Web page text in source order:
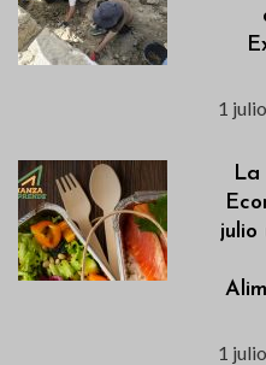
1
julio
1